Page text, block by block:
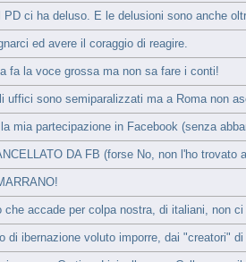
ci ha deluso. E le delusioni sono anche
ed avere il coraggio di reagire.
fa la voce grossa ma non sa fare i conti!
uffici sono semiparalizzati ma a Roma non
mia partecipazione in Facebook (senza
DA FB (forse No, non l'ho trovato
che accade per colpa nostra, di italiani, non ci
di ibernazione voluto imporre, dai "creatori" di